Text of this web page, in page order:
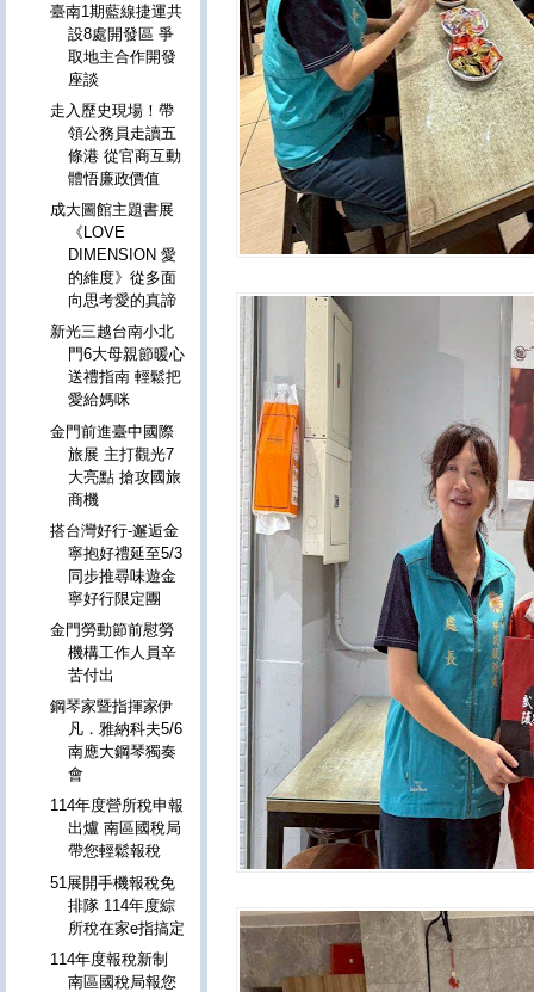
臺南1期藍線捷運共
設8處開發區 爭
取地主合作開發
座談
走入歷史現場！帶
領公務員走讀五
條港 從官商互動
體悟廉政價值
成大圖館主題書展
《LOVE
DIMENSION 愛
的維度》從多面
向思考愛的真諦
新光三越台南小北
門6大母親節暖心
送禮指南 輕鬆把
愛給媽咪
金門前進臺中國際
旅展 主打觀光7
大亮點 搶攻國旅
商機
搭台灣好行-邂逅金
寧抱好禮延至5/3
同步推尋味遊金
寧好行限定團
金門勞動節前慰勞
機構工作人員辛
苦付出
鋼琴家暨指揮家伊
凡．雅納科夫5/6
南應大鋼琴獨奏
會
114年度營所稅申報
出爐 南區國稅局
帶您輕鬆報稅
51展開手機報稅免
排隊 114年度綜
所稅在家e指搞定
114年度報稅新制
南區國稅局報您